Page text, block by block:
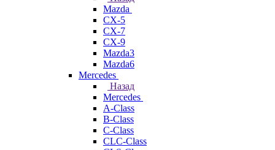
Mazda
CX-5
CX-7
CX-9
Mazda3
Mazda6
Mercedes
Назад
Mercedes
A-Class
B-Class
C-Class
CLC-Class